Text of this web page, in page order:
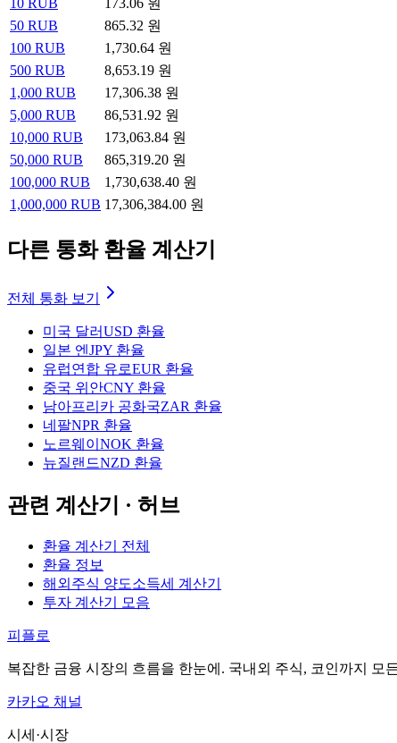
10 RUB 173.06 원
50 RUB 865.32 원
100 RUB 1,730.64 원
500 RUB 8,653.19 원
1,000 RUB 17,306.38 원
5,000 RUB 86,531.92 원
10,000 RUB 173,063.84 원
50,000 RUB 865,319.20 원
100,000 RUB 1,730,638.40 원
1,000,000 RUB 17,306,384.00 원
다른 통화 환율 계산기
전체 통화 보기
미국 달러USD 환율
일본 엔 JPY 환율
유럽연합 유로EUR 환율
중국 위안CNY 환율
남아프리카 공화국ZAR 환율
네팔NPR 환율
노르웨이 NOK 환율
뉴질랜드NZD 환율
관련 계산기 · 허브
환율 계산기 전체
환율 정보
해외주식 양도소득세 계산기
투자 계산기 모음
피플로
복잡한 금융 시장의 흐름을 한눈에. 국내외 주식, 코인까지 모
카카오 채널
시세·시장